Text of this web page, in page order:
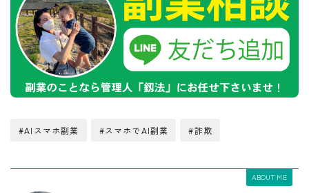
#AIスマホ副業 #スマホでAI副業 #詐欺
ABOUT ME